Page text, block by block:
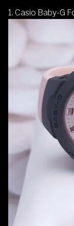
1. Casio Baby-G